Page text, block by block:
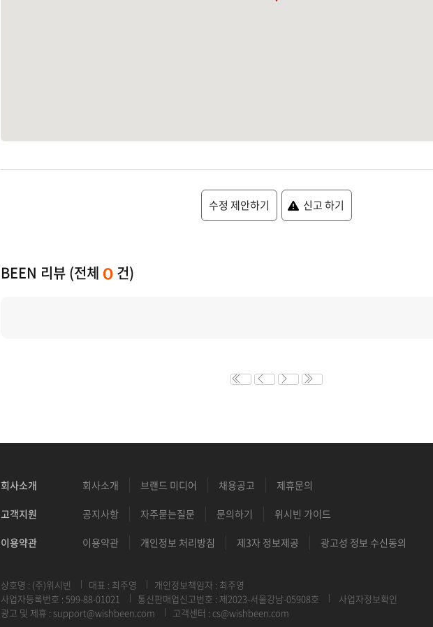
수정 제안하기 신고 하기
BEEN 리뷰 (전체 0 건)
회사소개 회사소개 브랜드 미디어 채용공고 제휴문의
고객지원 공지사항 자주묻는질문 문의하기 위시빈 가이드
이용약관 이용약관 개인정보 처리방침 제3자 정보제공 광고성 정보 수신동의
상호명 : (주)위시빈 대표 : 최주영
개인정보책임자 : 최주영
사업자등록번호 : 599-88-01021
통신판매업신고번호 : 제2023-서울강남-05908호
사업자정보확인
광고 및 제휴 : support@wishbeen.com 고객센터 : cs@wishbeen.com